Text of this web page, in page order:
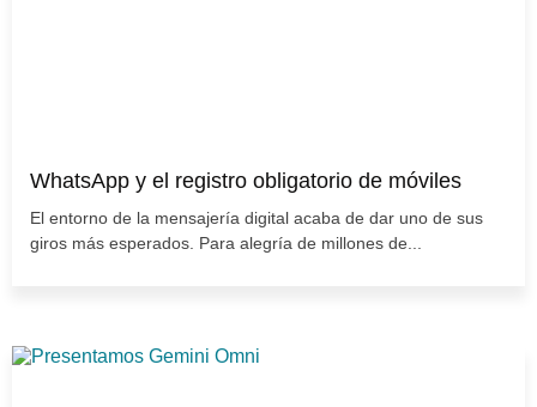
WhatsApp y el registro obligatorio de móviles
El entorno de la mensajería digital acaba de dar uno de sus
giros más esperados. Para alegría de millones de...